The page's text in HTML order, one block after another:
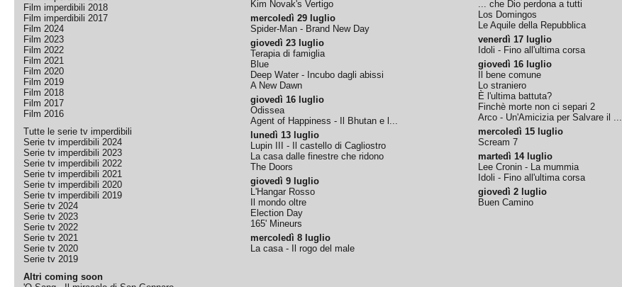
Film imperdibili 2018
Film imperdibili 2017
Film 2024
Film 2023
Film 2022
Film 2021
Film 2020
Film 2019
Film 2018
Film 2017
Film 2016
Tutte le serie tv imperdibili
Serie tv imperdibili 2024
Serie tv imperdibili 2023
Serie tv imperdibili 2022
Serie tv imperdibili 2021
Serie tv imperdibili 2020
Serie tv imperdibili 2019
Serie tv 2024
Serie tv 2023
Serie tv 2022
Serie tv 2021
Serie tv 2020
Serie tv 2019
Altri coming soon
Kim Novak's Vertigo
mercoledì 29 luglio
Spider-Man - Brand New Day
giovedì 23 luglio
Terapia di famiglia
Blue
Deep Water - Incubo dagli abissi
A New Dawn
giovedì 16 luglio
Odissea
Agent of Happiness - Il Bhutan e l...
lunedì 13 luglio
Lupin III - Il castello di Cagliostro
La casa dalle finestre che ridono
The Doors
giovedì 9 luglio
L'Hangar Rosso
Il mondo oltre
Election Day
165' Mineurs
mercoledì 8 luglio
La casa - Il rogo del male
... che Dio perdona a tutti
Los Domingos
Le Aquile della Repubblica
venerdì 17 luglio
Idoli - Fino all'ultima corsa
giovedì 16 luglio
Il bene comune
Lo straniero
È l'ultima battuta?
Finchè morte non ci separi 2
Arco - Un'Amicizia per Salvare il ...
mercoledì 15 luglio
Scream 7
martedì 14 luglio
Lee Cronin - La mummia
Idoli - Fino all'ultima corsa
giovedì 2 luglio
Buen Camino